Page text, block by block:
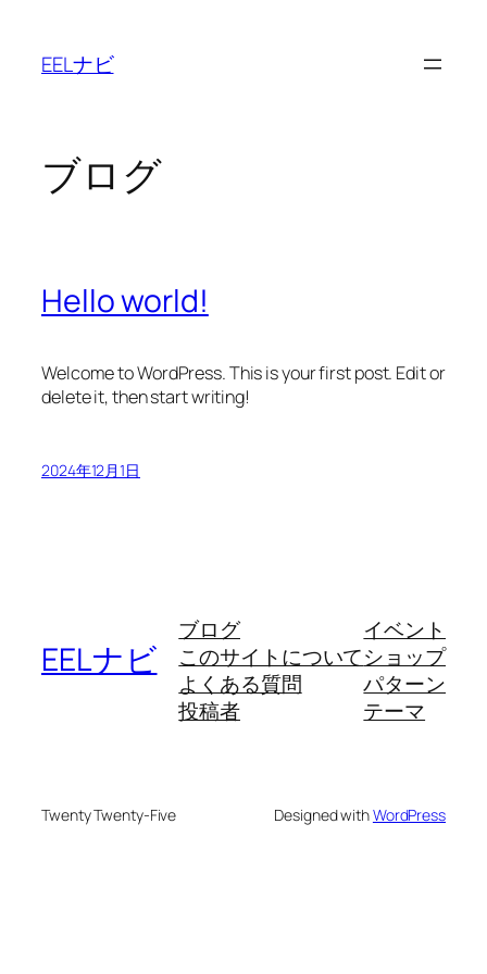
EELナビ
ブログ
Hello world!
Welcome to WordPress. This is your first post. Edit or
delete it, then start writing!
2024年12月1日
EELナビ
ブログ
このサイトについて
よくある質問
投稿者
イベント
ショップ
パターン
テーマ
Twenty Twenty-Five Designed withWordPress